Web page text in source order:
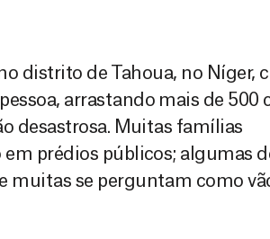
distrito de Tahoua, no Níger,
arrastando mais de 500
desastrosa. Muitas famílias
prédios públicos; algumas
muitas se perguntam como